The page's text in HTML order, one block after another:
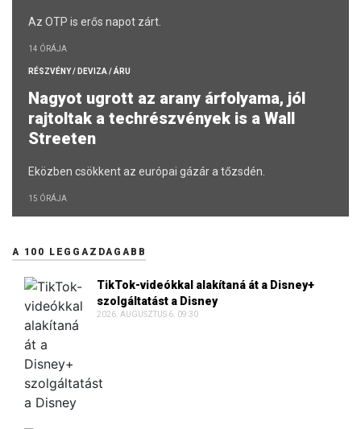
Az OTP is erős napot zárt.
14 ÓRÁJA
RÉSZVÉNY / DEVIZA / ÁRU
Nagyot ugrott az arany árfolyama, jól
rajtoltak a techrészvények is a Wall
Streeten
Eközben csökkent az európai gázár a tőzsdén.
15 ÓRÁJA
A 100 LEGGAZDAGABB
TikTok-videókkal alakítaná át a Disney+
szolgáltatást a Disney
2026. AUGUSZTUS 6. 09:30